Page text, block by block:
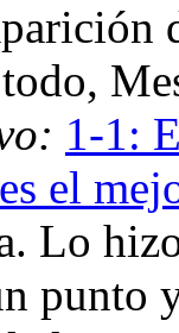
todo,
1-1:
el
Lo
punto